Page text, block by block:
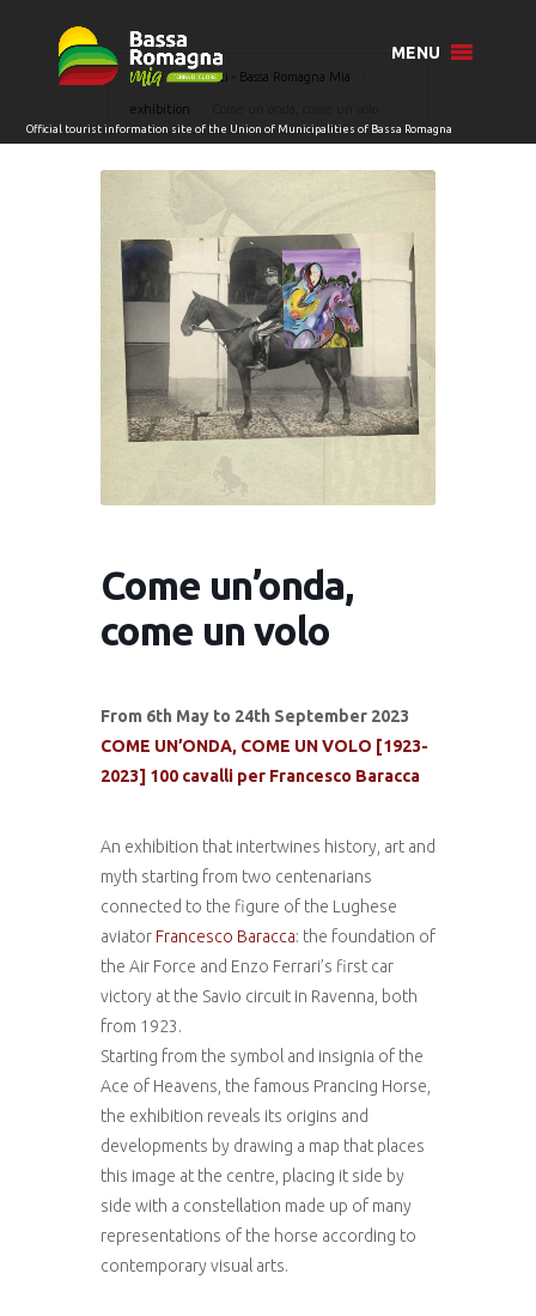
MENU
Home Eventi - Bassa Romagna Mia
exhibition
Come un’onda,
come un volo
From 6th May to 24th September 2023
COME UN’ONDA, COME UN VOLO [1923-
2023] 100 cavalli per Francesco Baracca
An exhibition that intertwines history, art and
myth starting from two centenarians
connected to the figure of the Lughese
aviator Francesco Baracca: the foundation of
the Air Force and Enzo Ferrari’s first car
victory at the Savio circuit in Ravenna, both
from 1923.
Starting from the symbol and insignia of the
Ace of Heavens, the famous Prancing Horse,
the exhibition reveals its origins and
developments by drawing a map that places
this image at the centre, placing it side by
side with a constellation made up of many
representations of the horse according to
contemporary visual arts.